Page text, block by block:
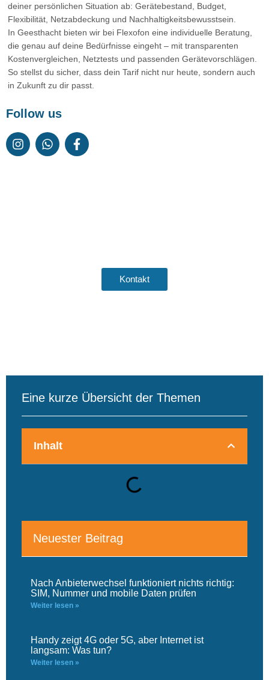
deiner persönlichen Situation ab: Gerätebestand, Budget,
Flexibilität, Netzabdeckung und Nachhaltigkeitsbewusstsein.
In Geesthacht bieten wir bei Flexofon eine individuelle Beratung,
die genau auf deine Bedürfnisse eingeht – mit transparenten
Kostenvergleichen, Netztests und passenden Gerätevorschlägen.
So stellst du sicher, dass dein Tarif nicht nur heute, sondern auch
in Zukunft zu dir passt.
Follow us
Kontakt
Eine kurze Übersicht der Themen
Inhalt
Neuester Beitrag
Nach Anbieterwechsel funktioniert nichts richtig:
SIM, Nummer und mobile Daten prüfen
Weiter lesen »
Handy zeigt 4G oder 5G, aber Internet ist
langsam: Was tun?
Weiter lesen »